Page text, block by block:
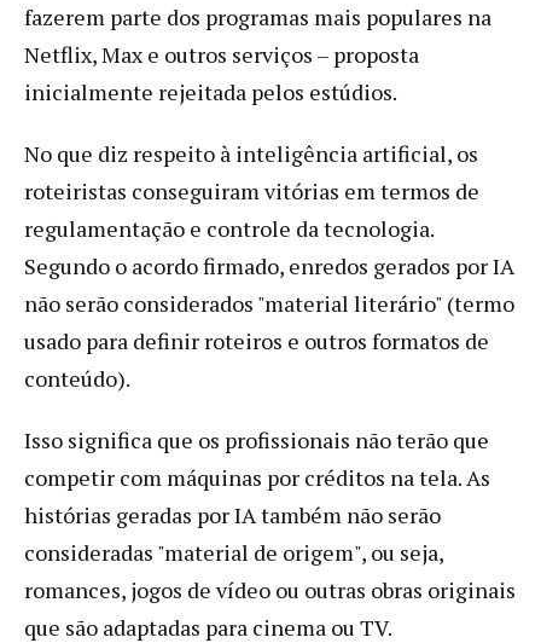
fazerem parte dos programas mais populares na
Netflix, Max e outros serviços – proposta
inicialmente rejeitada pelos estúdios.
No que diz respeito à inteligência artificial, os
roteiristas conseguiram vitórias em termos de
regulamentação e controle da tecnologia.
Segundo o acordo firmado, enredos gerados por IA
não serão considerados "material literário" (termo
usado para definir roteiros e outros formatos de
conteúdo).
Isso significa que os profissionais não terão que
competir com máquinas por créditos na tela. As
histórias geradas por IA também não serão
consideradas "material de origem", ou seja,
romances, jogos de vídeo ou outras obras originais
que são adaptadas para cinema ou TV.